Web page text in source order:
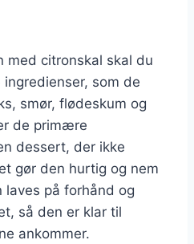
med citronskal skal du
som de
smør, flødeskum og
de primære
dessert, der ikke
gør den hurtig og nem
laves på forhånd og
så den er klar til
ankommer.